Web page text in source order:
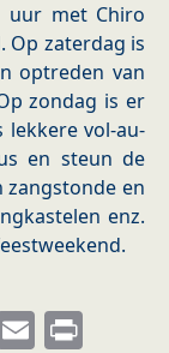
uur met Chiro
Op zaterdag is
optreden van
zondag is er
lekkere vol-au-
en steun de
zangstonde en
enz.
Email